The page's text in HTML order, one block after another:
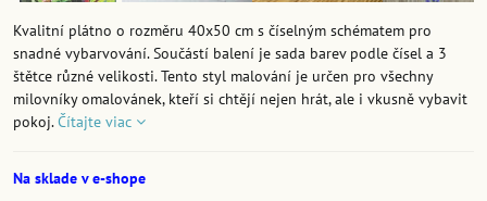
Kvalitní plátno o rozměru 40x50 cm s číselným schématem pro
snadné vybarvování. Součástí balení je sada barev podle čísel a 3
štětce různé velikosti. Tento styl malování je určen pro všechny
milovníky omalovánek, kteří si chtějí nejen hrát, ale i vkusně vybavit
pokoj.Čítajte viac
Na sklade v e-shope